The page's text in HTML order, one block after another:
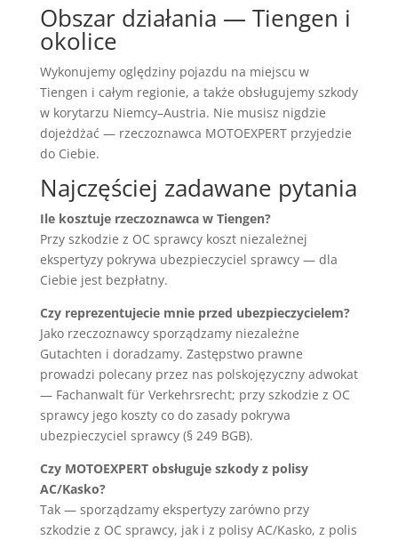
Obszar działania — Tiengen i
okolice
Wykonujemy oględziny pojazdu na miejscu w
Tiengen i całym regionie, a także obsługujemy szkody
w korytarzu Niemcy–Austria. Nie musisz nigdzie
dojeżdżać — rzeczoznawca MOTOEXPERT przyjedzie
do Ciebie.
Najczęściej zadawane pytania
Ile kosztuje rzeczoznawca w Tiengen?
Przy szkodzie z OC sprawcy koszt niezależnej
ekspertyzy pokrywa ubezpieczyciel sprawcy — dla
Ciebie jest bezpłatny.
Czy reprezentujecie mnie przed ubezpieczycielem?
Jako rzeczoznawcy sporządzamy niezależne
Gutachten i doradzamy. Zastępstwo prawne
prowadzi polecany przez nas polskojęzyczny adwokat
— Fachanwalt für Verkehrsrecht; przy szkodzie z OC
sprawcy jego koszty co do zasady pokrywa
ubezpieczyciel sprawcy (§ 249 BGB).
Czy MOTOEXPERT obsługuje szkody z polisy
AC/Kasko?
Tak — sporządzamy ekspertyzy zarówno przy
szkodzie z OC sprawcy, jak i z polisy AC/Kasko, z polis